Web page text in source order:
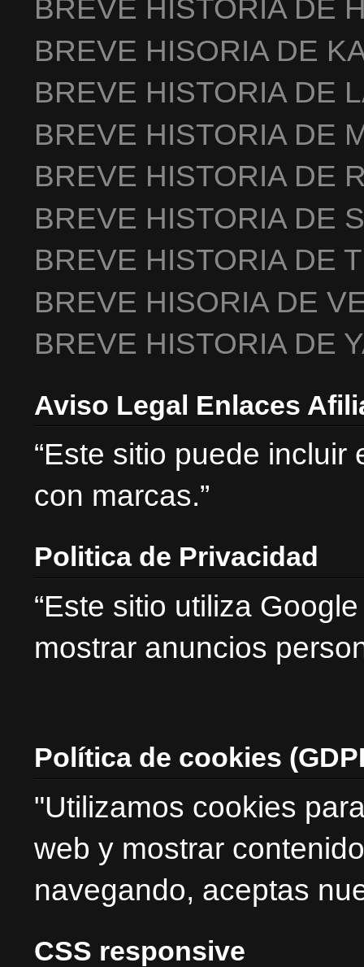
BREVE HISTORIA DE
BREVE HISORIA DE
BREVE HISTORIA DE
BREVE HISTORIA DE
BREVE HISTORIA DE
BREVE HISTORIA DE
BREVE HISTORIA DE
BREVE HISORIA DE
BREVE HISTORIA DE
Aviso Legal Enlaces
“Este sitio puede
con marcas.”
Politica de Privacidad
“Este sitio utiliza
mostrar anuncios
Política de cookies
"Utilizamos cookies
web y mostrar
navegando, aceptas
CSS responsive